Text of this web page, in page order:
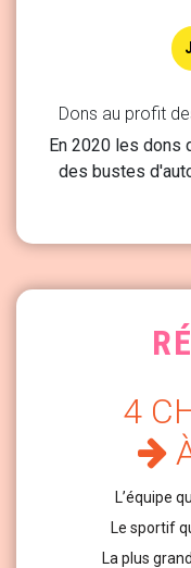
Dons au profit
En 2020 les dons
des bustes
4
L’équipe
Le sportif
La plus